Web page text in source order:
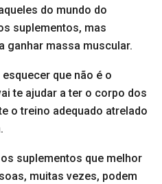
do mundo do
suplementos, mas
ganhar massa muscular.
que não é o
te ajudar a ter o corpo dos
o treino adequado atrelado
suplementos que melhor
muitas vezes, podem